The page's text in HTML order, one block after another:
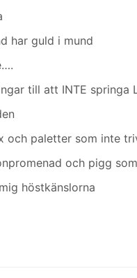
har guld i mund
till att INTE springa
och paletter som inte
och pigg
höstkänslorna